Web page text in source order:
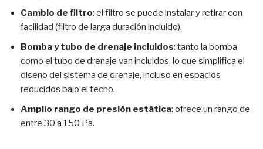
Cambio de filtro: el filtro se puede instalar y retirar con
facilidad (filtro de larga duración incluido).
Bomba y tubo de drenaje incluidos: tanto la bomba
como el tubo de drenaje van incluidos, lo que simplifica el
diseño del sistema de drenaje, incluso en espacios
reducidos bajo el techo.
Amplio rango de presión estática: ofrece un rango de
entre 30 a 150 Pa.